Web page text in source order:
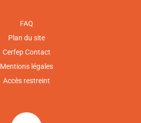
FAQ
Plan du site
Cerfep Contact
Mentions légales
Accès restreint